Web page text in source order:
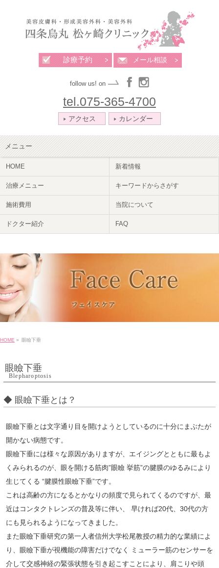
診療予約 メール相談
follow us! on
tel.075-365-4700
アクセス カレンダー
メニュー
HOME 新着情報
治療メニュー キーワードからさがす
施術費用 当院について
ドクター紹介 FAQ
HOME » 眼瞼下垂
眼瞼下垂
Blepharoptosis
◆ 眼瞼下垂とは？
眼瞼下垂とは文字通り目を開けようとしているのに十分にまぶたが
開かない病態です。
眼瞼下垂には様々な原因がありますが、エイジングとともに最もよ
くみられるのが、眼を開ける筋肉”眼瞼 挙筋”の腱膜のゆるみにより
生じてくる “腱膜性眼瞼下垂”です。
これは高齢の方になるとかなりの頻度で見られてくるのですが、最
近はコンタクトレンズの普及等に伴い、 早ければ20代、30代の方
にも見られるようになってきました。
また眼瞼下垂研究の第一人者信州大学松尾教授の精力的な業績によ
り、眼瞼下垂が視機能の障害だけでなく ミューラー筋のセンサーを
介して交感神経の緊張状態を引き起こすことにより、肩こりや頭